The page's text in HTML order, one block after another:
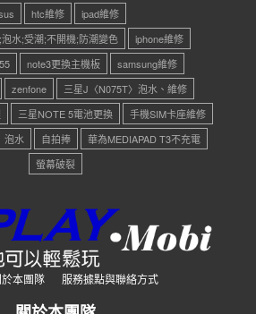
htc維修
ipad維修
水;受潮;不開機;防潮變色
iphone維修
note3更換主機板
samsung維修
zenfone
三星J〈N075T〉泡水、維修
三星NOTE 5電池更換
手機SIM卡座維修
泡水 自拍捧
華為MEDIAPAD T3不充電
螢幕破裂
於本團隊 服務據點與聯絡方式